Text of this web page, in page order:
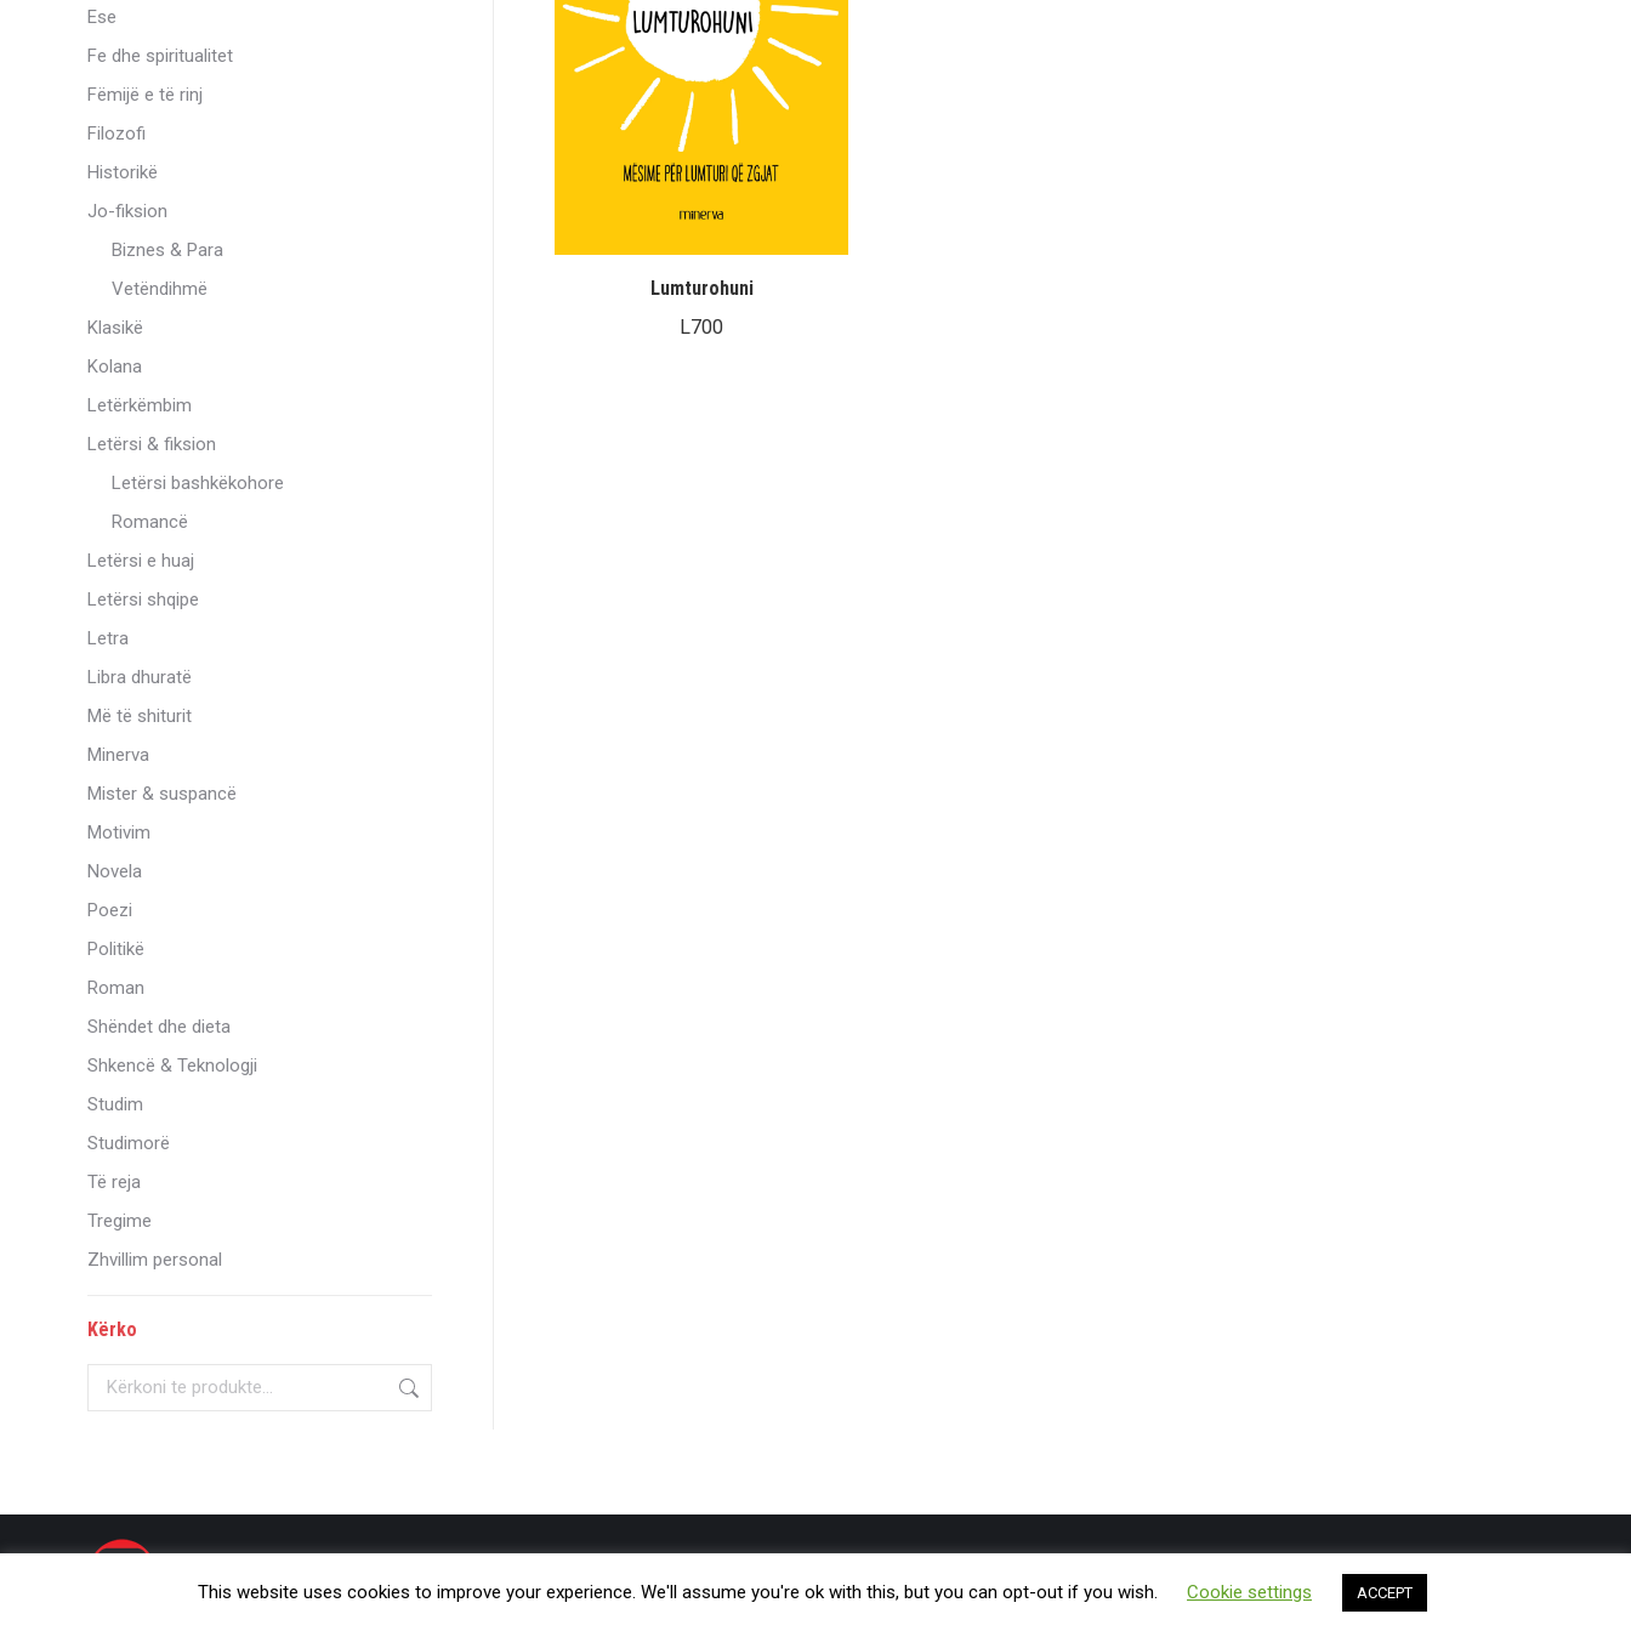
Lumturohuni
L700
Ese
Fe dhe spiritualitet
Fëmijë e të rinj
Filozofi
Historikë
Jo-fiksion
Biznes & Para
Vetëndihmë
Klasikë
Kolana
Letërkëmbim
Letërsi & fiksion
Letërsi bashkëkohore
Romancë
Letërsi e huaj
Letërsi shqipe
Letra
Libra dhuratë
Më të shiturit
Minerva
Mister & suspancë
Motivim
Novela
Poezi
Politikë
Roman
Shëndet dhe dieta
Shkencë & Teknologji
Studim
Studimorë
Të reja
Tregime
Zhvillim personal
Kërko
Gazeta ExLibris Rreth nesh
This website uses cookies to improve your experience. We'll assume you're ok with this, but you can opt-out if you wish. Cookie settings ACCEPT